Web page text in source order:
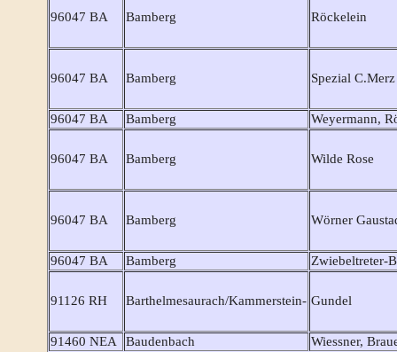
96047 BA Bamberg Röckelein
96047 BA Bamberg Spezial C.Merz
96047 BA Bamberg Weyermann,
96047 BA Bamberg Wilde Rose
96047 BA Bamberg Wörner
96047 BA Bamberg Zwiebeltreter-
91126 RH Barthelmesaurach/Kammerstein- Gundel
91460 NEA Baudenbach
Wiessner,